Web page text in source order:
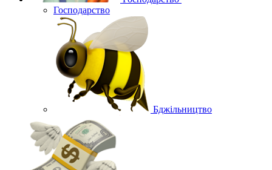
Господарство
Бджільництво